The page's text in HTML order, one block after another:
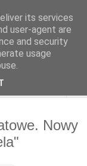
Nowy
its services
user-agent are
and security
usage